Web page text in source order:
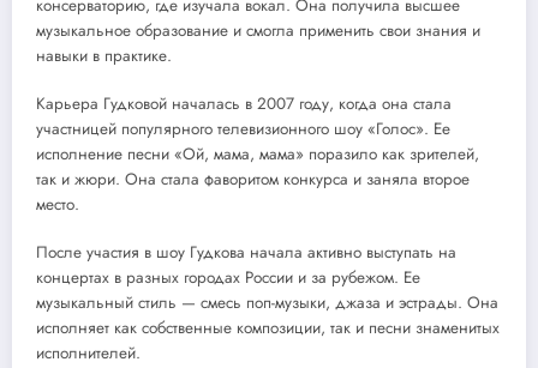
консерваторию, где изучала вокал. Она получила высшее
музыкальное образование и смогла применить свои знания и
навыки в практике.
Карьера Гудковой началась в 2007 году, когда она стала
участницей популярного телевизионного шоу «Голос». Ее
исполнение песни «Ой, мама, мама» поразило как зрителей,
так и жюри. Она стала фаворитом конкурса и заняла второе
место.
После участия в шоу Гудкова начала активно выступать на
концертах в разных городах России и за рубежом. Ее
музыкальный стиль — смесь поп-музыки, джаза и эстрады. Она
исполняет как собственные композиции, так и песни знаменитых
исполнителей.